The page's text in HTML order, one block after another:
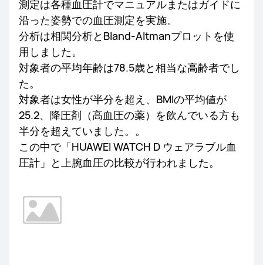
測定は各種血圧計でマニュアルまたはガイドに
沿った姿勢での血圧測定を実施。
分析は相関分析とBland-Altmanプロットを使
用しました。
対象者の平均年齢は78.5歳と相当な高齢者でし
た。
対象者は女性が半分を超え、BMIの平均値が
25.2、降圧剤（高血圧の薬）を飲んでいる方も
半分を超えていました。。
この中で「HUAWEI WATCH D ウェアラブル血
圧計」と上腕血圧の比較が行われました。